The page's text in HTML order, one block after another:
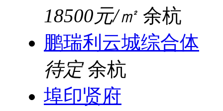
18500元/㎡ 余杭
鹏瑞利云城综合体
待定 余杭
埠印贤府